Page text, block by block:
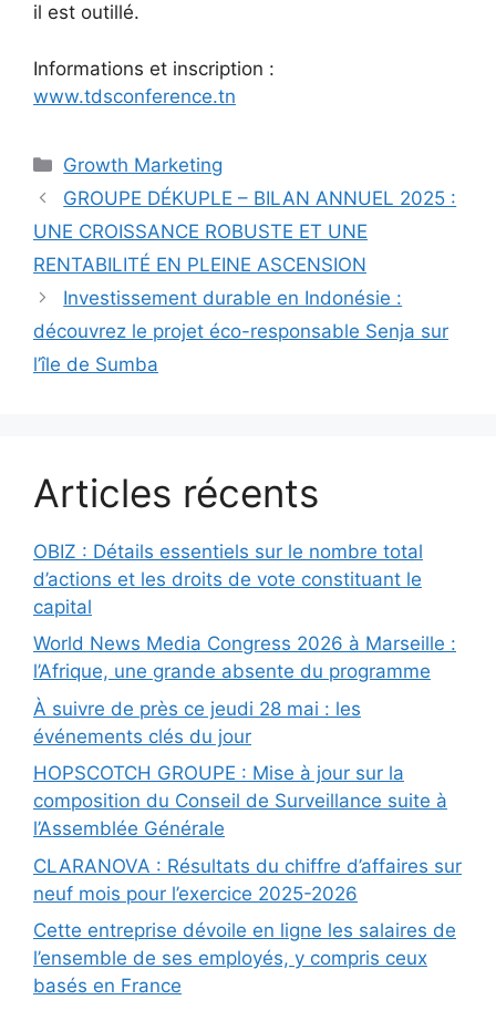
il est outillé.
Informations et inscription :
www.tdsconference.tn
Catégories
Growth Marketing
GROUPE DÉKUPLE – BILAN ANNUEL 2025 :
UNE CROISSANCE ROBUSTE ET UNE
RENTABILITÉ EN PLEINE ASCENSION
Investissement durable en Indonésie :
découvrez le projet éco-responsable Senja sur
l’île de Sumba
Articles récents
OBIZ : Détails essentiels sur le nombre total
d’actions et les droits de vote constituant le
capital
World News Media Congress 2026 à Marseille :
l’Afrique, une grande absente du programme
À suivre de près ce jeudi 28 mai : les
événements clés du jour
HOPSCOTCH GROUPE : Mise à jour sur la
composition du Conseil de Surveillance suite à
l’Assemblée Générale
CLARANOVA : Résultats du chiffre d’affaires sur
neuf mois pour l’exercice 2025-2026
Cette entreprise dévoile en ligne les salaires de
l’ensemble de ses employés, y compris ceux
basés en France